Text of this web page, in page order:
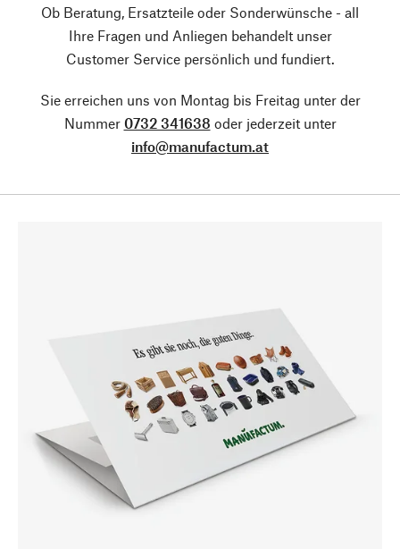
Ob Beratung, Ersatzteile oder Sonderwünsche - all
Ihre Fragen und Anliegen behandelt unser
Customer Service persönlich und fundiert.
Sie erreichen uns von Montag bis Freitag unter der
Nummer 0732 341638 oder jederzeit unter
info@manufactum.at